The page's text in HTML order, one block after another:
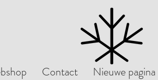
Contact Nieuwe pagina